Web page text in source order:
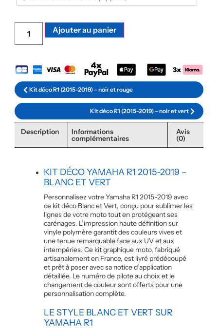
Ajouter au panier
Kit déco R1 (2015-2019) – noir et rouge
Kit déco R1 (2015-2019) – noir et vert
Description Informations
complémentaires
Avis
(0)
KIT DÉCO YAMAHA R1 2015-2019 –
BLANC ET VERT
Personnalisez votre Yamaha R1 2015-2019 avec
ce kit déco Blanc et Vert, conçu pour sublimer les
lignes de votre moto tout en protégeant ses
carénages. L’impression haute définition sur
vinyle polymère garantit des couleurs vives et
une tenue remarquable face aux UV et aux
intempéries. Ce kit graphique moto, fabriqué
artisanalement en France, est livré prédécoupé
et prêt à poser avec sa notice d’application
détaillée. Le numéro de pilote au choix et le
changement de couleur sont offerts pour une
personnalisation complète.
LE STYLE BLANC ET VERT SUR
YAMAHA R1